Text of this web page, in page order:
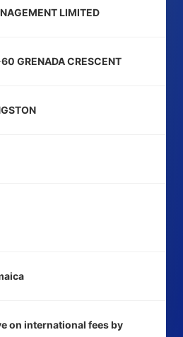
LIMITED
GRENADA CRESCENT
on international fees by